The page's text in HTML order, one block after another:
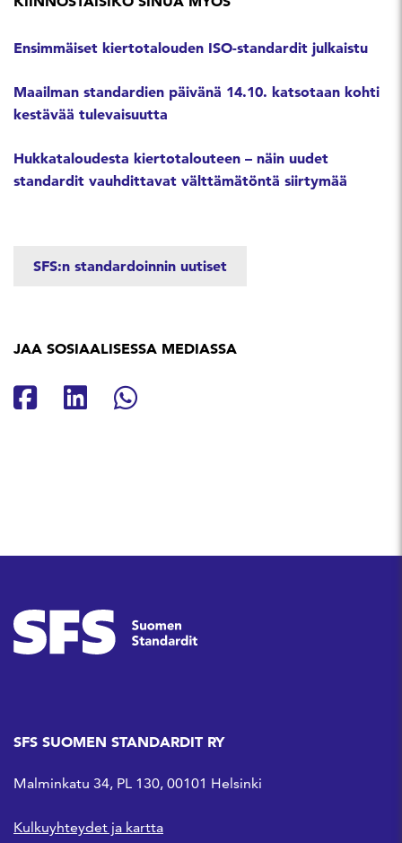
Ensimmäiset kiertotalouden ISO-standardit julkaistu
Maailman standardien päivänä 14.10. katsotaan kohti
kestävää tulevaisuutta
Hukkataloudesta kiertotalouteen – näin uudet
standardit vauhdittavat välttämätöntä siirtymää
SFS:n standardoinnin uutiset
JAA SOSIAALISESSA MEDIASSA
Jaa Facebookissa
Jaa Linkedinissä
Jaa Whatsappissa
SFS SUOMEN STANDARDIT RY
Malminkatu 34, PL 130, 00101 Helsinki
Kulkuyhteydet ja kartta